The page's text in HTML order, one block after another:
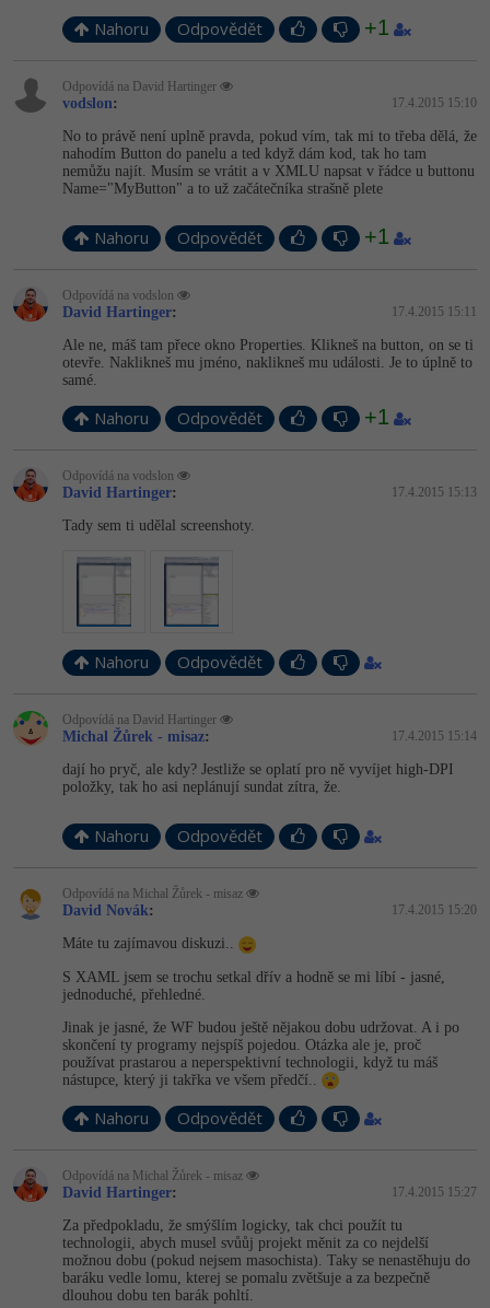
Nahoru Odpovědět +1
Odpovídá na David Hartinger
vodslon: 17.4.2015 15:10
No to právě není uplně pravda, pokud vím, tak mi to třeba dělá, že
nahodím Button do panelu a ted když dám kod, tak ho tam
nemůžu najít. Musím se vrátit a v XMLU napsat v řádce u buttonu
Name="MyButton" a to už začátečníka strašně plete
Nahoru Odpovědět +1
Odpovídá na vodslon
David Hartinger: 17.4.2015 15:11
Ale ne, máš tam přece okno Properties. Klikneš na button, on se ti
otevře. Naklikneš mu jméno, naklikneš mu události. Je to úplně to
samé.
Nahoru Odpovědět +1
Odpovídá na vodslon
David Hartinger: 17.4.2015 15:13
Tady sem ti udělal screenshoty.
Nahoru Odpovědět
Odpovídá na David Hartinger
Michal Žůrek - misaz: 17.4.2015 15:14
dají ho pryč, ale kdy? Jestliže se oplatí pro ně vyvíjet high-DPI
položky, tak ho asi neplánují sundat zítra, že.
Nahoru Odpovědět
Odpovídá na Michal Žůrek - misaz
David Novák: 17.4.2015 15:20
Máte tu zajímavou diskuzi..
S XAML jsem se trochu setkal dřív a hodně se mi líbí - jasné,
jednoduché, přehledné.
Jinak je jasné, že WF budou ještě nějakou dobu udržovat. A i po
skončení ty programy nejspíš pojedou. Otázka ale je, proč
používat prastarou a neperspektivní technologii, když tu máš
nástupce, který ji takřka ve všem předčí..
Nahoru Odpovědět
Odpovídá na Michal Žůrek - misaz
David Hartinger: 17.4.2015 15:27
Za předpokladu, že smýšlím logicky, tak chci použít tu
technologii, abych musel svůůj projekt měnit za co nejdelší
možnou dobu (pokud nejsem masochista). Taky se nenastěhuju do
baráku vedle lomu, kterej se pomalu zvětšuje a za bezpečně
dlouhou dobu ten barák pohltí.